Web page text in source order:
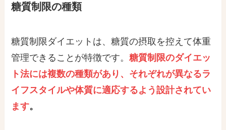
糖質制限の種類
糖質制限ダイエットは、糖質の摂取を控えて体重
管理できることが特徴です。糖質制限のダイエッ
ト法には複数の種類があり、 それぞれが異なるラ
イフスタイルや体質に適応するよう設計されてい
ます。